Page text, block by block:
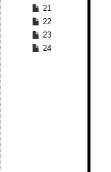
21
22
23
24